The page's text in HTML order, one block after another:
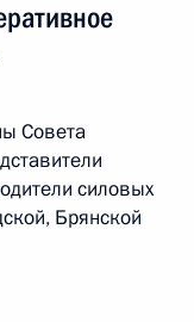
Совета
силовых
Брянской